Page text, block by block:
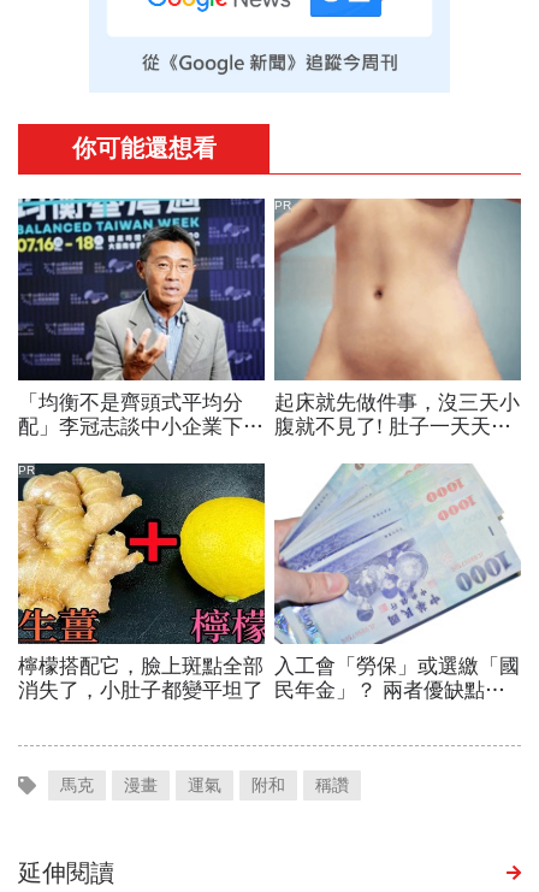
馬克 漫畫 運氣 附和 稱讚
延伸閱讀